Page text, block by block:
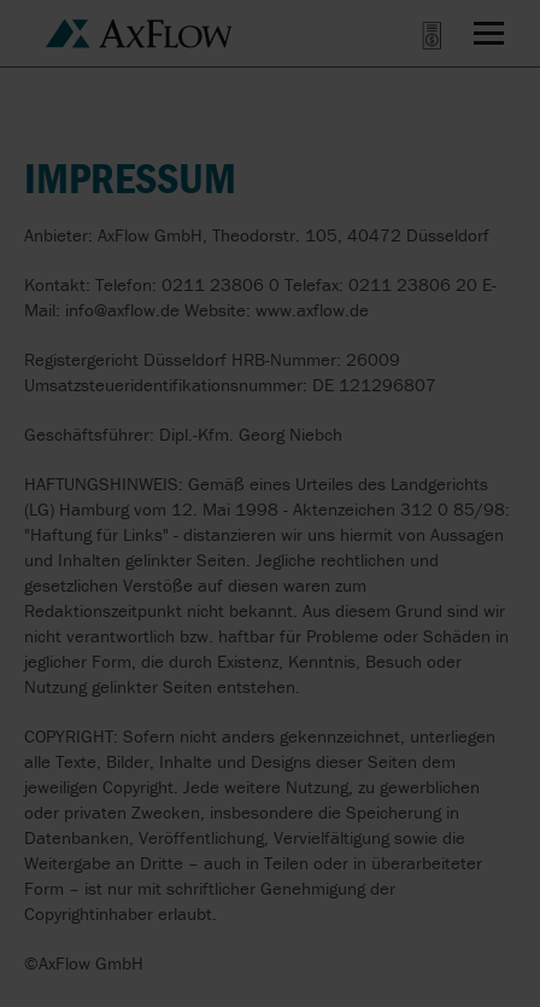
IMPRESSUM
Anbieter: AxFlow GmbH, Theodorstr. 105, 40472 Düsseldorf
Kontakt: Telefon: 0211 23806 0 Telefax: 0211 23806 20 E-
Mail: info@axflow.de Website: www.axflow.de
Registergericht Düsseldorf HRB-Nummer: 26009
Umsatzsteueridentifikationsnummer: DE 121296807
Geschäftsführer: Dipl.-Kfm. Georg Niebch
HAFTUNGSHINWEIS: Gemäß eines Urteiles des Landgerichts
(LG) Hamburg vom 12. Mai 1998 - Aktenzeichen 312 0 85/98:
"Haftung für Links" - distanzieren wir uns hiermit von Aussagen
und Inhalten gelinkter Seiten. Jegliche rechtlichen und
gesetzlichen Verstöße auf diesen waren zum
Redaktionszeitpunkt nicht bekannt. Aus diesem Grund sind wir
nicht verantwortlich bzw. haftbar für Probleme oder Schäden in
jeglicher Form, die durch Existenz, Kenntnis, Besuch oder
Nutzung gelinkter Seiten entstehen.
COPYRIGHT: Sofern nicht anders gekennzeichnet, unterliegen
alle Texte, Bilder, Inhalte und Designs dieser Seiten dem
jeweiligen Copyright. Jede weitere Nutzung, zu gewerblichen
oder privaten Zwecken, insbesondere die Speicherung in
Datenbanken, Veröffentlichung, Vervielfältigung sowie die
Weitergabe an Dritte – auch in Teilen oder in überarbeiteter
Form – ist nur mit schriftlicher Genehmigung der
Copyrightinhaber erlaubt.
©AxFlow GmbH